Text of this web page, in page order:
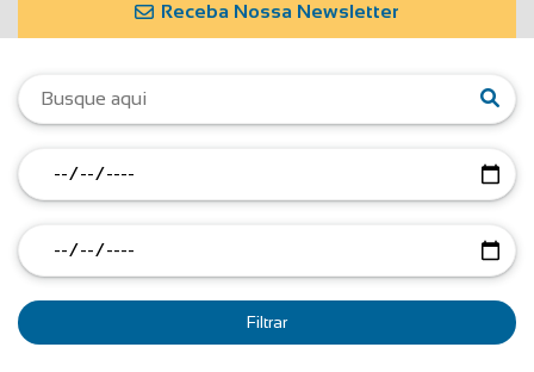
Receba Nossa Newsletter
Filtrar